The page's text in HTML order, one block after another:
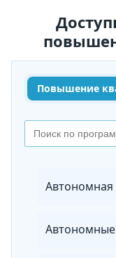
Повышение
Автономная
Автономные